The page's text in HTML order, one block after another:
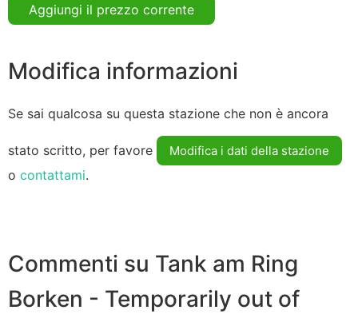
Aggiungi il prezzo corrente
Modifica informazioni
Se sai qualcosa su questa stazione che non è ancora
stato scritto, per favore Modifica i dati della stazione
o contattami.
Commenti su Tank am Ring
Borken - Temporarily out of